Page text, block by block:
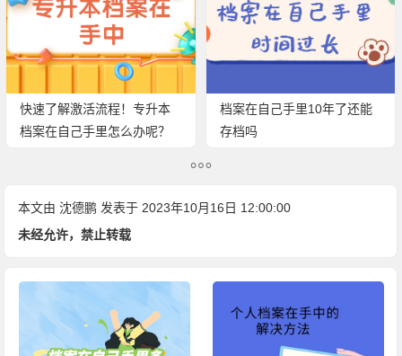
快速了解激活流程！专升本
档案在自己手里怎么办呢？
档案在自己手里10年了还能
存档吗
本文由沈德鹏 发表于 2023年10月16日 12:00:00
未经允许，禁止转载